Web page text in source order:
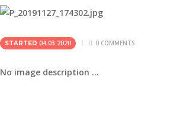
STARTED 04.03.2020 0COMMENTS
No image description ...